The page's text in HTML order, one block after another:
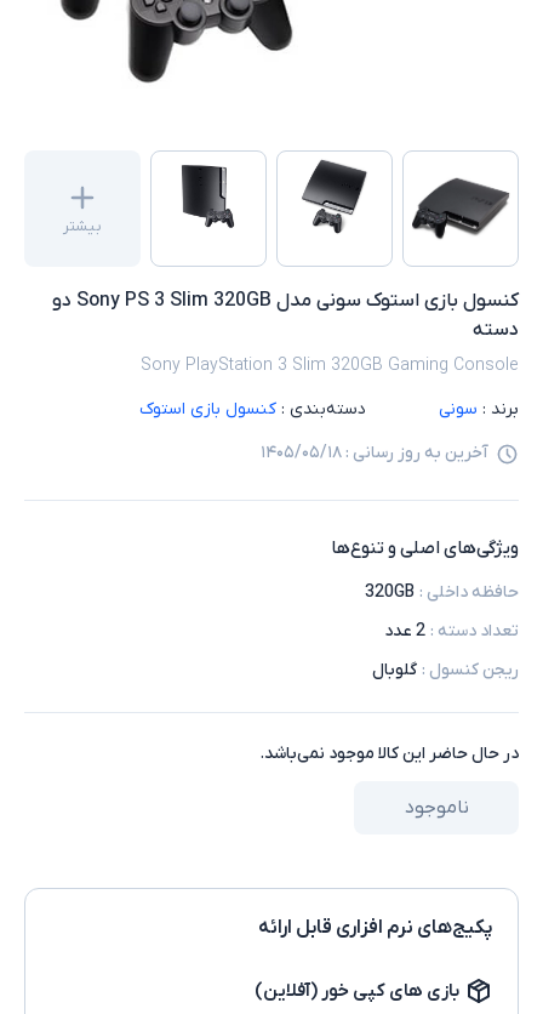
بیشتر
کنسول بازی استوک سونی مدل Sony PS 3 Slim 320GB دو
دسته
Sony PlayStation 3 Slim 320GB Gaming Console
برند : سونی دسته‌بندی : کنسول بازی استوک
آخرین به روز رسانی : ۱۴۰۵/۰۵/۱۸
ویژگی‌های اصلی و تنوع‌ها
حافظه داخلی :
320GB
تعداد دسته : 2 عدد
ریجن کنسول : گلوبال
در حال حاضر این کالا موجود نمی‌باشد.
ناموجود
پکیج‌های نرم افزاری قابل ارائه
بازی های کپی خور (آفلاین)